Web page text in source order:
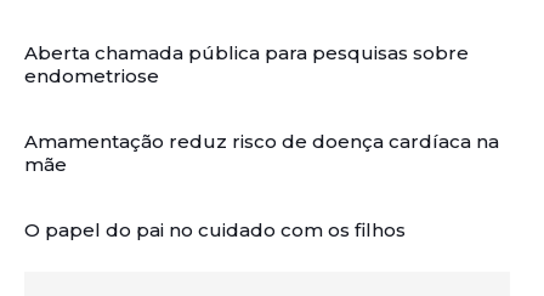
Aberta chamada pública para pesquisas sobre
endometriose
Amamentação reduz risco de doença cardíaca na
mãe
O papel do pai no cuidado com os filhos